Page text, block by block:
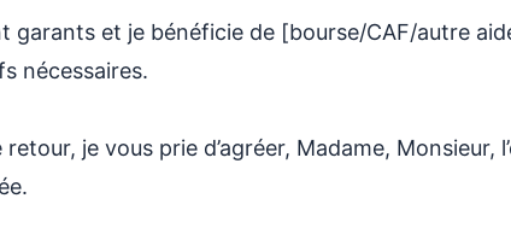
garants et je bénéficie de [bourse/CAF/autre
nécessaires.
je vous prie d’agréer, Madame, Monsieur,